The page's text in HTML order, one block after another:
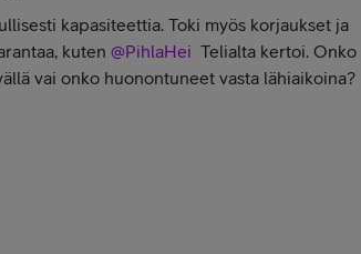
kapasiteettia. Toki myös korjaukset ja
kuten @PihlaHei Telialta kertoi. Onko
vai onko huonontuneet vasta lähiaikoina?